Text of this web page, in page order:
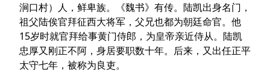
涧口村）人，鲜卑族。《魏书》有传。陆凯出身名门，
祖父陆俟官拜征西大将军，父兄也都为朝廷命官。他
15岁时就官拜给事黄门侍郎，为皇帝亲近侍从。陆凯
忠厚又刚正不阿，身居要职数十年。后来，又出任正平
太守七年，被称为良吏。